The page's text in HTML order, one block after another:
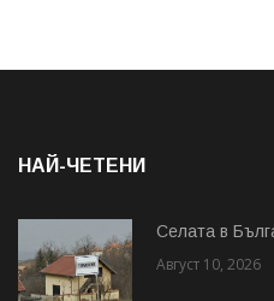
НАЙ-ЧЕТЕНИ
Cелата в
Август 10, 2026